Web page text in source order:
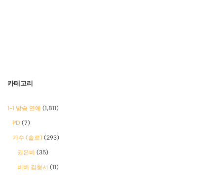
카테고리
1-1 방송 연예 (1,811)
PD (7)
가수 (솔로) (293)
권은비 (35)
비비 김형서 (11)